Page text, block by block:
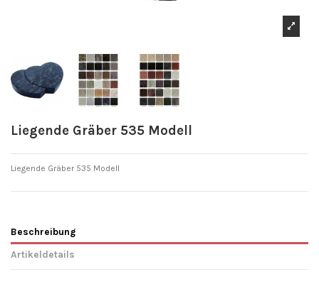
Liegende Gräber 535 Modell
Liegende Gräber 535 Modell
Beschreibung
Artikeldetails